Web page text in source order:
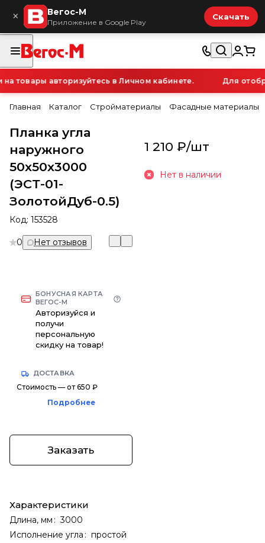
× Вегос-М
Приложение в Google Play
Скачать
авторизуйтесь в Личном кабинете. Для
Главная Каталог Стройматериалы Фасадные материалы
Планка угла
наружного
50х50х3000
(ЭСТ-01-
ЗолотойДуб-0.5)
Код: 153528
0 Нет отзывов
БОНУСНАЯ КАРТА
ВЕГОС-М
Авторизуйся и
получи
персональную
скидку на товар!
ДОСТАВКА
Стоимость — от 650 ₽
Подробнее
Заказать
Характеристики
Длина, мм : 3000
Исполнение угла : простой
1 210 ₽/шт
Нет в наличии